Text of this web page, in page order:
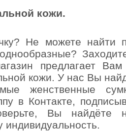
кожи.
Не можете найти
предлагает
кожи. У нас Вы
женственные
в Контакте,
Вы найдёте
индивидуальность.